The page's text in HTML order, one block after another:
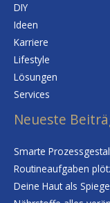
DIY
Ideen
Karriere
Lifestyle
Lösungen
Services
Neueste
Smarte
Routineaufgaben
Deine Haut als